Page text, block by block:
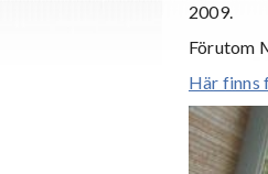
2009.
Förutom
Här finns